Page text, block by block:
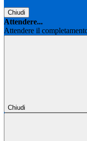
Chiudi
Attendere...
Attendere il
Chiudi